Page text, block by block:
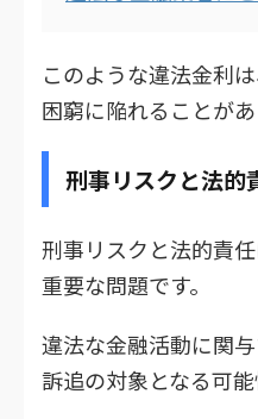
このような違法金利
困窮に陥れることがあ
刑事リスクと法的
刑事リスクと法的責
重要な問題です。
違法な金融活動に関
訴追の対象となる可能